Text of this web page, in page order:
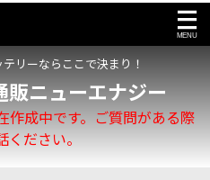
リーならここで決まり！
販ニューエナジー
作成中です。ご質問がある際
ださい。